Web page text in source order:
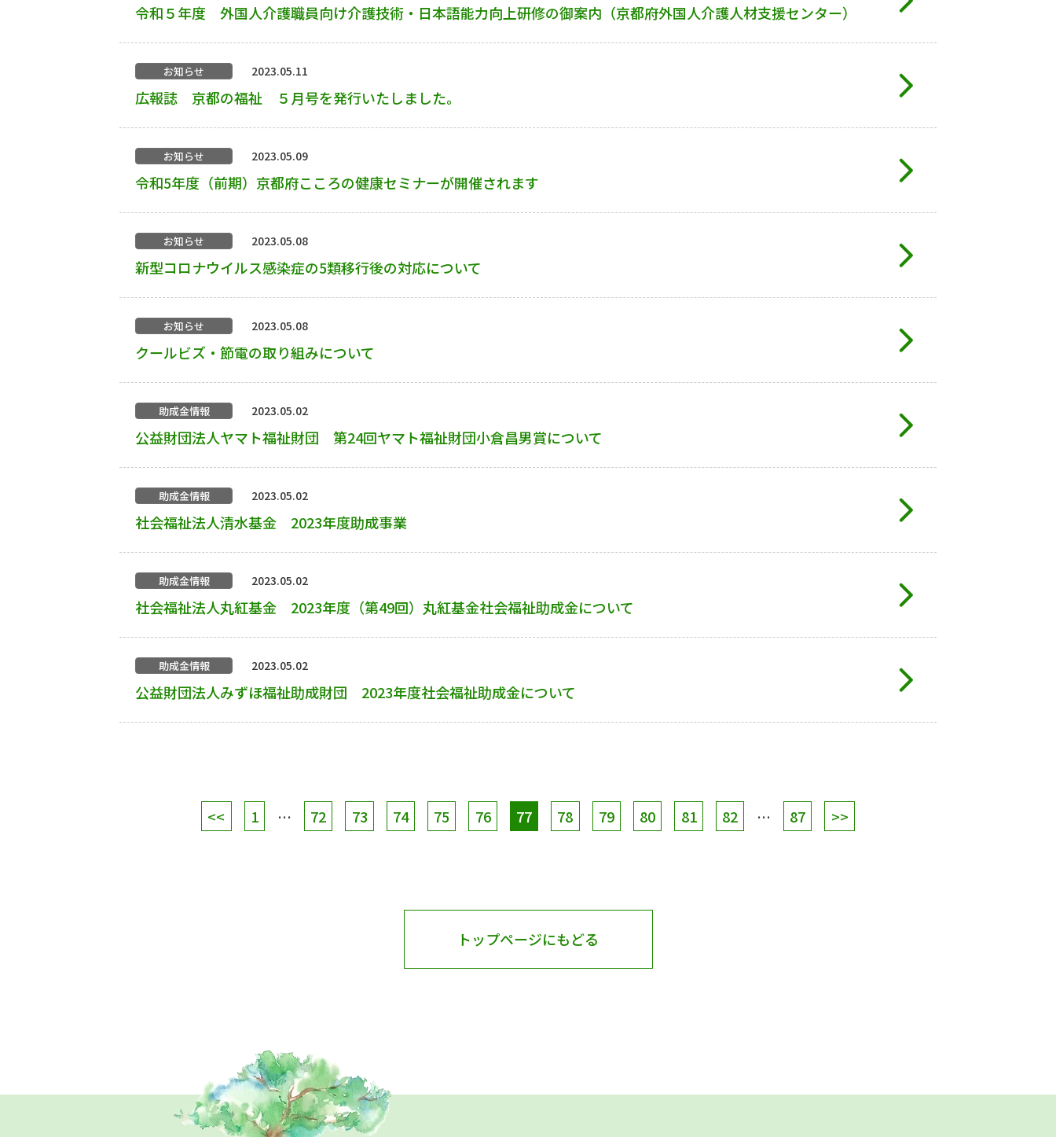
令和５年度 外国人介護職員向け介護技術・日本語能力向上研修の御案内（京都府外国人介護人材支援センター）
お知らせ 2023.05.11
広報誌 京都の福祉 ５月号を発行いたしました。
お知らせ 2023.05.09
令和5年度（前期）京都府こころの健康セミナーが開催されます
お知らせ 2023.05.08
新型コロナウイルス感染症の5類移行後の対応について
お知らせ 2023.05.08
クールビズ・節電の取り組みについて
助成金情報 2023.05.02
公益財団法人ヤマト福祉財団 第24回ヤマト福祉財団小倉昌男賞について
助成金情報 2023.05.02
社会福祉法人清水基金 2023年度助成事業
助成金情報 2023.05.02
社会福祉法人丸紅基金 2023年度（第49回）丸紅基金社会福祉助成金について
助成金情報 2023.05.02
公益財団法人みずほ福祉助成財団 2023年度社会福祉助成金について
<< 1 … 72 73 74 75 76 77 78 79 80 81 82 … 87 >>
トップページにもどる